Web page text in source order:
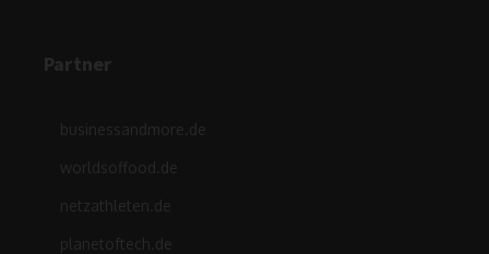
Partner
businessandmore.de
worldsoffood.de
netzathleten.de
planetoftech.de